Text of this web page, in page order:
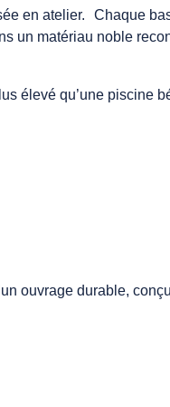
en atelier. Chaque
un matériau noble
élevé qu’une piscine
ouvrage durable, conçu